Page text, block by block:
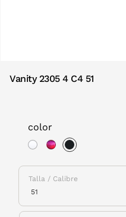
Vanity 2305 4 C4 51
color
Talla / Calibre